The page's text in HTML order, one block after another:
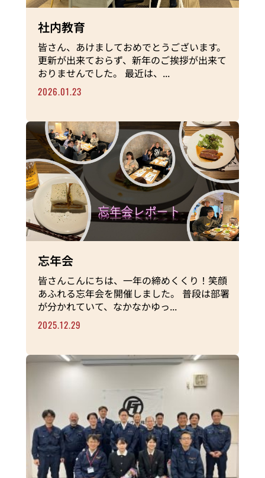
社内教育
皆さん、あけましておめでとうございます。
更新が出来ておらず、新年のご挨拶が出来て
おりませんでした。 最近は、...
2026.01.23
忘年会
皆さんこんにちは、一年の締めくくり！笑顔
あふれる忘年会を開催しました。 普段は部署
が分かれていて、なかなかゆっ...
2025.12.29